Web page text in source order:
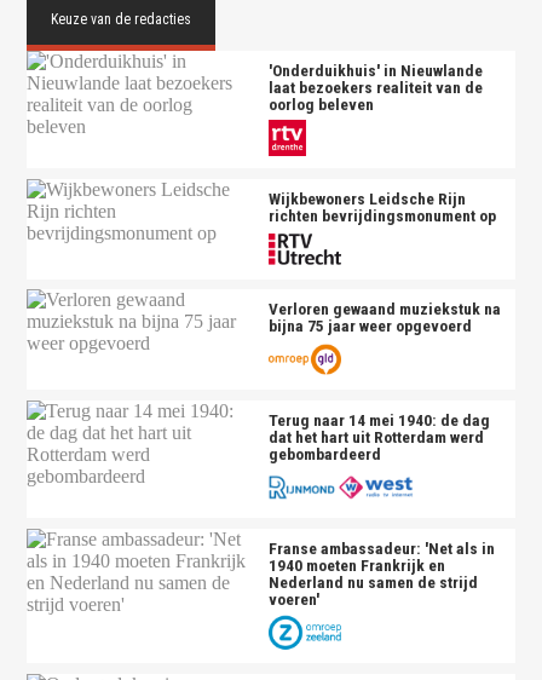
'Onderduikhuis' in Nieuwlande
laat bezoekers realiteit van de
oorlog beleven
Wijkbewoners Leidsche Rijn
richten bevrijdingsmonument op
Verloren gewaand muziekstuk na
bijna 75 jaar weer opgevoerd
Terug naar 14 mei 1940: de dag
dat het hart uit Rotterdam werd
gebombardeerd
Franse ambassadeur: 'Net als in
1940 moeten Frankrijk en
Nederland nu samen de strijd
voeren'